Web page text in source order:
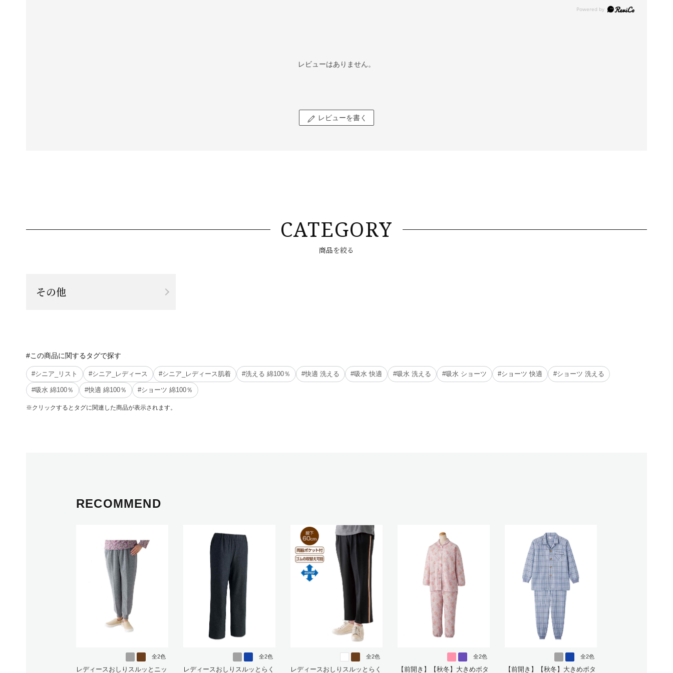
レビューはありません。
レビューを書く
CATEGORY
商品を絞る
その他
#この商品に関するタグで探す
#シニア_リスト #シニア_レディース #シニア_レディース肌着 #洗える 綿100％ #快適 洗える #吸水 快適 #吸水 洗える #吸水 ショーツ #ショーツ 快適 #ショーツ 洗える
#吸水 綿100％ #快適 綿100％ #ショーツ 綿100％
※クリックするとタグに関連した商品が表示されます。
RECOMMEND
全2色
レディースおしりスルッとニッ
全2色
レディースおしりスルッとらく
全2色
レディースおしりスルッとらく
全2色
【前開き】【秋冬】大きめボタ
全2色
【前開き】【秋冬】大きめボタ